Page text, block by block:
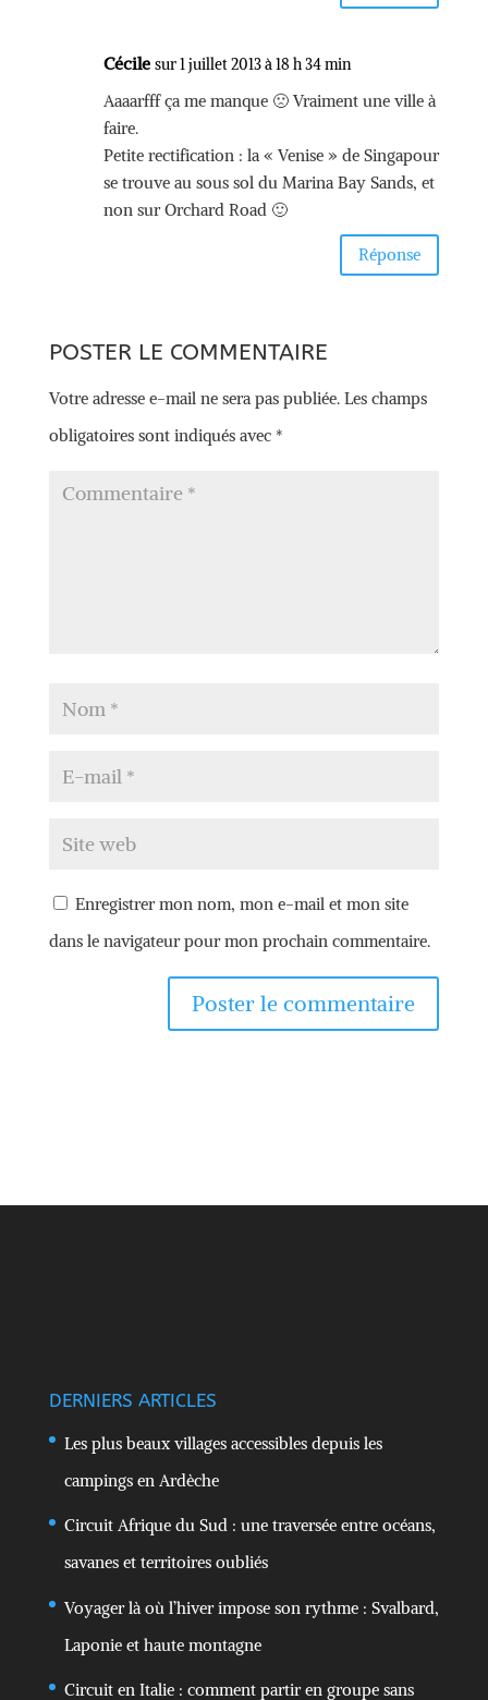
Cécile sur 1 juillet 2013 à 18 h 34 min
Aaaarfff ça me manque 🙁 Vraiment une ville à
faire.
Petite rectification : la « Venise » de Singapour
se trouve au sous sol du Marina Bay Sands, et
non sur Orchard Road 🙂
Réponse
POSTER LE COMMENTAIRE
Votre adresse e-mail ne sera pas publiée. Les champs
obligatoires sont indiqués avec *
Enregistrer mon nom, mon e-mail et mon site
dans le navigateur pour mon prochain commentaire.
DERNIERS ARTICLES
Les plus beaux villages accessibles depuis les
campings en Ardèche
Circuit Afrique du Sud : une traversée entre océans,
savanes et territoires oubliés
Voyager là où l’hiver impose son rythme : Svalbard,
Laponie et haute montagne
Circuit en Italie : comment partir en groupe sans